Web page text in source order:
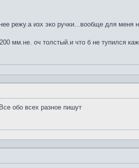
режу.а изх эко ручки...вообще для меня
мм.не. оч толстый.и что б не тупился
обо всех разное пишут